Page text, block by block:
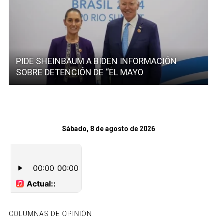
PIDE SHEINBAUM A BIDEN INFORMACIÓN
SOBRE DETENCIÓN DE “EL MAYO
Sábado, 8 de agosto de 2026
COLUMNAS DE OPINIÓN